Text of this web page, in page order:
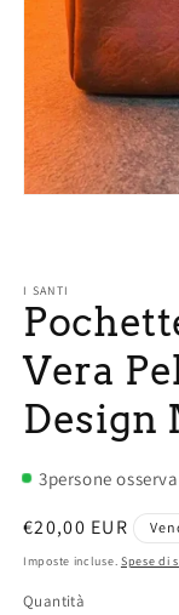
finestra
modale
I SANTI
Vera
Design
3persone
Prezzo
di
€20,00 EUR
Imposte incluse. Spese di
Quantità